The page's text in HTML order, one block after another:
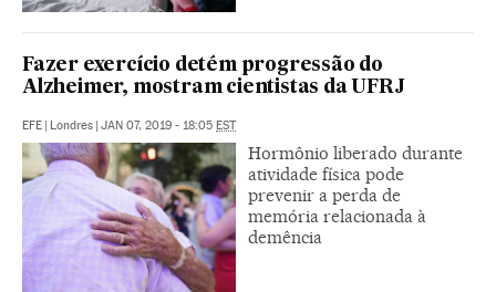
Fazer exercício detém progressão do
Alzheimer, mostram cientistas da UFRJ
EFE | Londres | JAN 07, 2019 - 18:05 EST
Hormônio liberado durante
atividade física pode
prevenir a perda de
memória relacionada à
demência